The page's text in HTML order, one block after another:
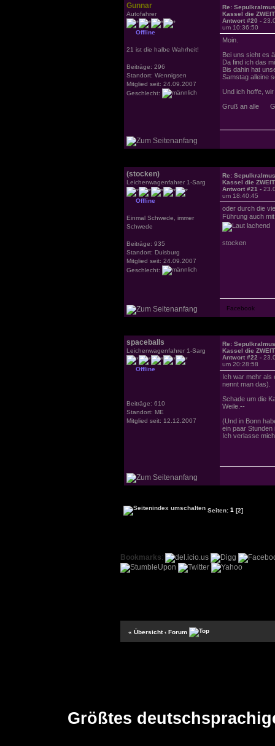
Gunnar
Autofahrer
Offline
21 ist die halbe Wahrheit!
Beiträge: 296
Standort: Wennigsen
Mitglied seit: 24.09.2007
Geschlecht:
Re:
Kassel die
Antwort #20 -
um 10:36:50
Moin.
Bei uns sieht es
Da find ich das
Bis dahin hat
Samstag alleine
Und ich hoffe,
Gruß an alle
(stocken)
Leichenwagenfahrer 1-Sarg
Offline
Einmal Schwede, immer
Schwede
Beiträge: 935
Standort: Duisburg
Mitglied seit: 24.09.2007
Geschlecht:
Re:
Kassel die
Antwort #21 -
um 18:40:45
oder durch die
Führung auch
stocken
spaceballs
Leichenwagenfahrer 1-Sarg
Offline
Beiträge: 610
Standort: ME
Mitglied seit: 12.12.2007
Re:
Kassel die
Antwort #22 -
um 20:28:58
Ich war mehr als
nennt man das).
Schade um die
Weile.--
(Und in Bonn
ein paar Stunden
Ich verlasse
Seiten: 1 [2]
Bookmarks:
« Übersicht ‹ Forum
Größtes